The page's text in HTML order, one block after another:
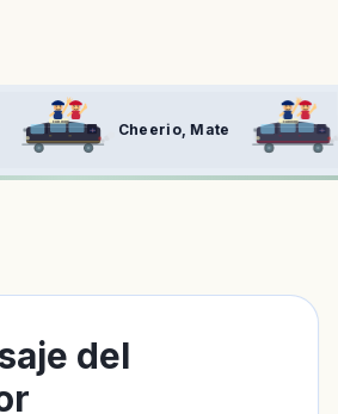
Mate Right, Let's
del